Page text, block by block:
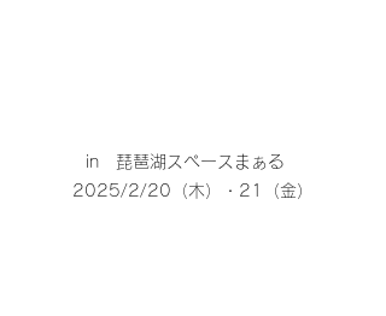
in　琵琶湖スペースまぁる
2025/2/20（木）・21（金）